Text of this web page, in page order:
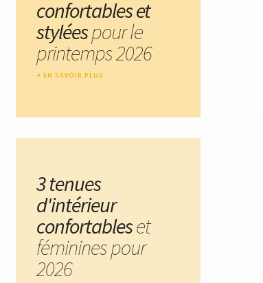
confortables et
styléespour le
printemps 2026
EN SAVOIR PLUS
3 tenues
d'intérieur
confortableset
féminines pour
2026